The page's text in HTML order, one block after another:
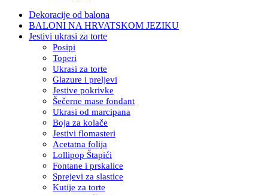
Dekoracije od balona
BALONI NA HRVATSKOM JEZIKU
Jestivi ukrasi za torte
Posipi
Toperi
Ukrasi za torte
Glazure i preljevi
Jestive pokrivke
Šečerne mase fondant
Ukrasi od marcipana
Boja za kolače
Jestivi flomasteri
Acetatna folija
Lollipop Štapići
Fontane i prskalice
Sprejevi za slastice
Kutije za torte